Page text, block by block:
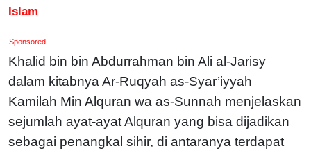
Islam
Sponsored
Khalid bin bin Abdurrahman bin Ali al-Jarisy
dalam kitabnya Ar-Ruqyah as-Syar’iyyah
Kamilah Min Alquran wa as-Sunnah menjelaskan
sejumlah ayat-ayat Alquran yang bisa dijadikan
sebagai penangkal sihir, di antaranya terdapat